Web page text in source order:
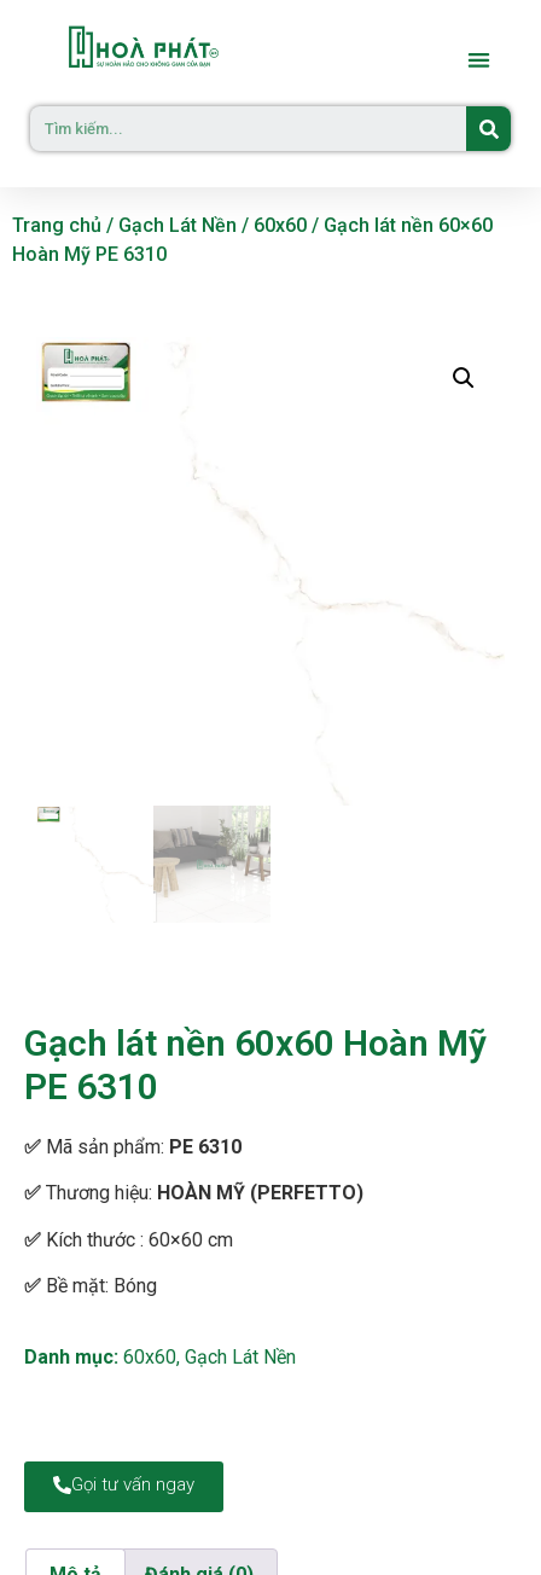
Trang chủ / Gạch Lát Nền / 60x60 / Gạch lát nền 60×60
Hoàn Mỹ PE 6310
Gạch lát nền 60x60 Hoàn Mỹ
PE 6310
✅ Mã sản phẩm: PE 6310
✅ Thương hiệu: HOÀN MỸ (PERFETTO)
✅ Kích thước : 60×60 cm
✅ Bề mặt: Bóng
Danh mục: 60x60, Gạch Lát Nền
Gọi tư vấn ngay